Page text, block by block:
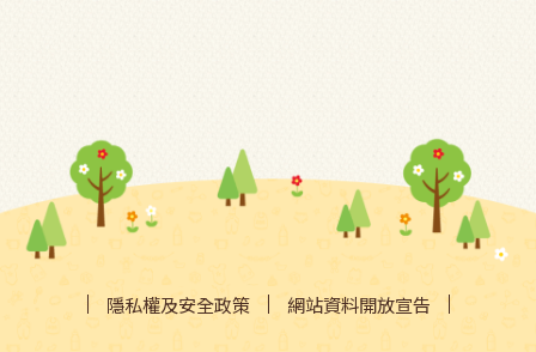
隱私權及安全政策 網站資料開放宣告